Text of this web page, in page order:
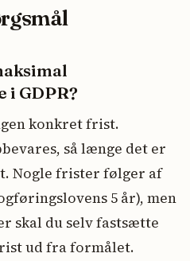
i GDPR?
konkret frist.
så længe det er
Nogle frister følger af
5 år), men
skal du selv fastsætte
ud fra formålet.